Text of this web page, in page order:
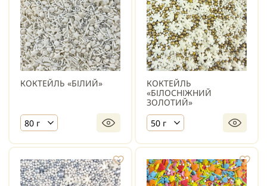
КОКТЕЙЛЬ «БІЛИЙ»
80 г
КОКТЕЙЛЬ
«БІЛОСНІЖНИЙ
ЗОЛОТИЙ»
50 г